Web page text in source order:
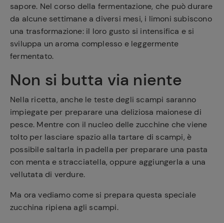
sapore. Nel corso della fermentazione, che può durare
da alcune settimane a diversi mesi, i limoni subiscono
una trasformazione: il loro gusto si intensifica e si
sviluppa un aroma complesso e leggermente
fermentato.
Non si butta via niente
Nella ricetta, anche le teste degli scampi saranno
impiegate per preparare una deliziosa maionese di
pesce. Mentre con il nucleo delle zucchine che viene
tolto per lasciare spazio alla tartare di scampi, è
possibile saltarla in padella per preparare una pasta
con menta e stracciatella, oppure aggiungerla a una
vellutata di verdure.
Ma ora vediamo come si prepara questa speciale
zucchina ripiena agli scampi.